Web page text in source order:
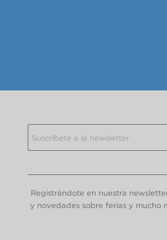
Registrándote en nuestra
y novedades sobre ferias y mucho